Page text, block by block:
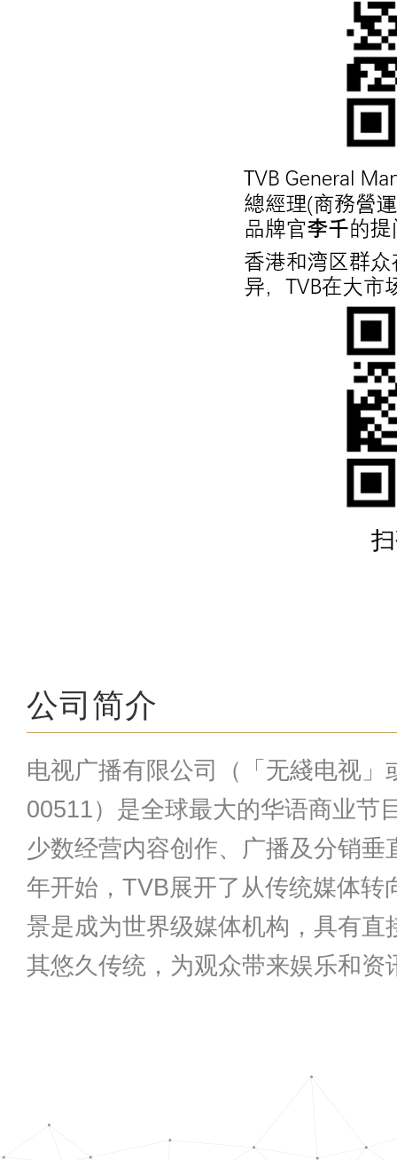
公司简介
电视广播有限公司（「无綫电视
00511）是全球最大的华语商业节
少数经营内容创作、广播及分销
年开始，TVB展开了从传统媒体
景是成为世界级媒体机构，具有
其悠久传统，为观众带来娱乐和资